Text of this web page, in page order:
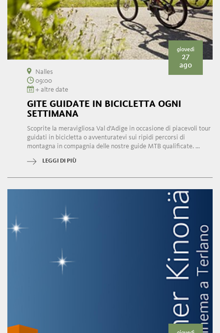
giovedì
27
ago
Nalles
09:00
+ altre date
GITE GUIDATE IN BICICLETTA OGNI
SETTIMANA
Scoprite la meravigliosa Val d’Adige in occasione di piacevoli tour
guidati in bicicletta o avventuratevi sui ripidi percorsi di
montagna in compagnia delle nostre guide MTB qualificate. ...
LEGGI DI PIÙ